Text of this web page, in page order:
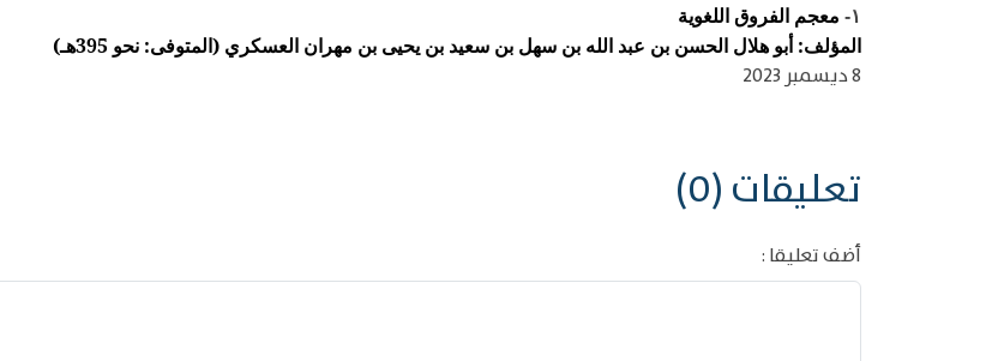
١-
معجم الفروق اللغوية
المؤلف: أبو هلال الحسن بن عبد الله بن سهل بن سعيد بن يحيى بن مهران العسكري (المتوفى: نحو 395هـ)
8 ديسمبر 2023
تعليقات (0)
أضف تعليقا :